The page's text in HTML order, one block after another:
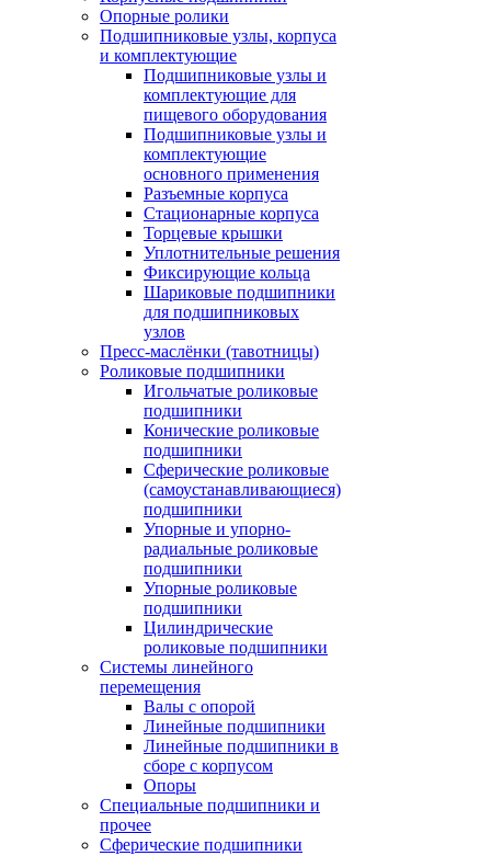
Опорные ролики
Подшипниковые узлы, корпуса
и комплектующие
Подшипниковые узлы и
комплектующие для
пищевого оборудования
Подшипниковые узлы и
комплектующие
основного применения
Разъемные корпуса
Стационарные корпуса
Торцевые крышки
Уплотнительные решения
Фиксирующие кольца
Шариковые подшипники
для подшипниковых
узлов
Пресс-маслёнки (тавотницы)
Роликовые подшипники
Игольчатые роликовые
подшипники
Конические роликовые
подшипники
Сферические роликовые
(самоустанавливающиеся)
подшипники
Упорные и упорно-
радиальные роликовые
подшипники
Упорные роликовые
подшипники
Цилиндрические
роликовые подшипники
Системы линейного
перемещения
Валы с опорой
Линейные подшипники
Линейные подшипники в
сборе с корпусом
Опоры
Специальные подшипники и
прочее
Сферические подшипники